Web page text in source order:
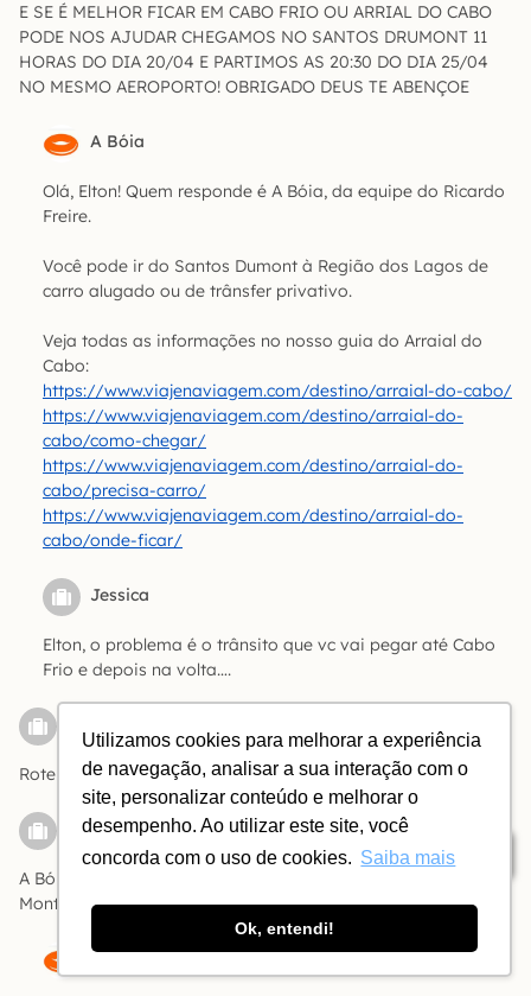
Utilizamos cookies para melhorar a experiência
de navegação, analisar a sua interação com o
site, personalizar conteúdo e melhorar o
desempenho. Ao utilizar este site, você
concorda com o uso de cookies. Saiba mais
Ok, entendi!
Índice
E SE É MELHOR FICAR EM CABO FRIO OU ARRIAL DO CABO
PODE NOS AJUDAR CHEGAMOS NO SANTOS DRUMONT 11
HORAS DO DIA 20/04 E PARTIMOS AS 20:30 DO DIA 25/04
NO MESMO AEROPORTO! OBRIGADO DEUS TE ABENÇOE
A Bóia
Olá, Elton! Quem responde é A Bóia, da equipe do Ricardo
Freire.
Você pode ir do Santos Dumont à Região dos Lagos de
carro alugado ou de trânsfer privativo.
Veja todas as informações no nosso guia do Arraial do
Cabo:
https://www.viajenaviagem.com/destino/arraial-do-cabo/
https://www.viajenaviagem.com/destino/arraial-do-
cabo/como-chegar/
https://www.viajenaviagem.com/destino/arraial-do-
cabo/precisa-carro/
https://www.viajenaviagem.com/destino/arraial-do-
cabo/onde-ficar/
Jessica
Elton, o problema é o trânsito que vc vai pegar até Cabo
Frio e depois na volta….
Responder
Roteiros de viagem
Priscilla
A Bóia, quando clicamos para saber Onde comer em
Montevidéu, continua indo para uma página sobre Orlando.
A Bóia